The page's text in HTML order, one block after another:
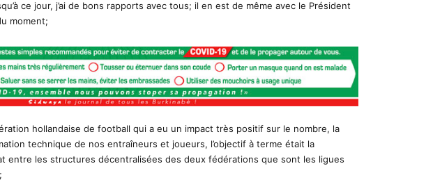
ce jour, j’ai de bons rapports avec tous; il en est de même avec le Président
moment;
hollandaise de football qui a eu un impact très positif sur le nombre, la
technique de nos entraîneurs et joueurs, l’objectif à terme était la
entre les structures décentralisées des deux fédérations que sont les ligues